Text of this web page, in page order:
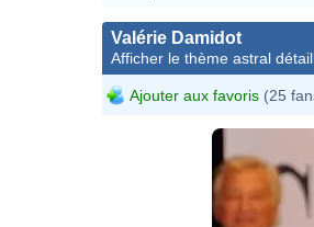
Valérie Damidot
Afficher le thème astral
Ajouter aux favoris (25